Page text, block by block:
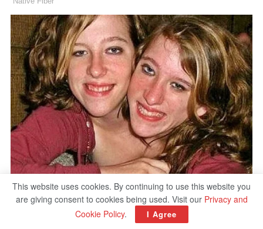
This website uses cookies. By continuing to use this website you
are giving consent to cookies being used. Visit our Privacy and
Cookie Policy. I Agree